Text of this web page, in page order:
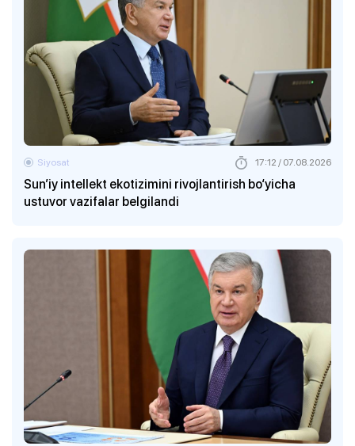
Sun’iy intellekt ekotizimini rivojlantirish bo‘yicha
ustuvor vazifalar belgilandi
Siyosat 17:12 / 07.08.2026